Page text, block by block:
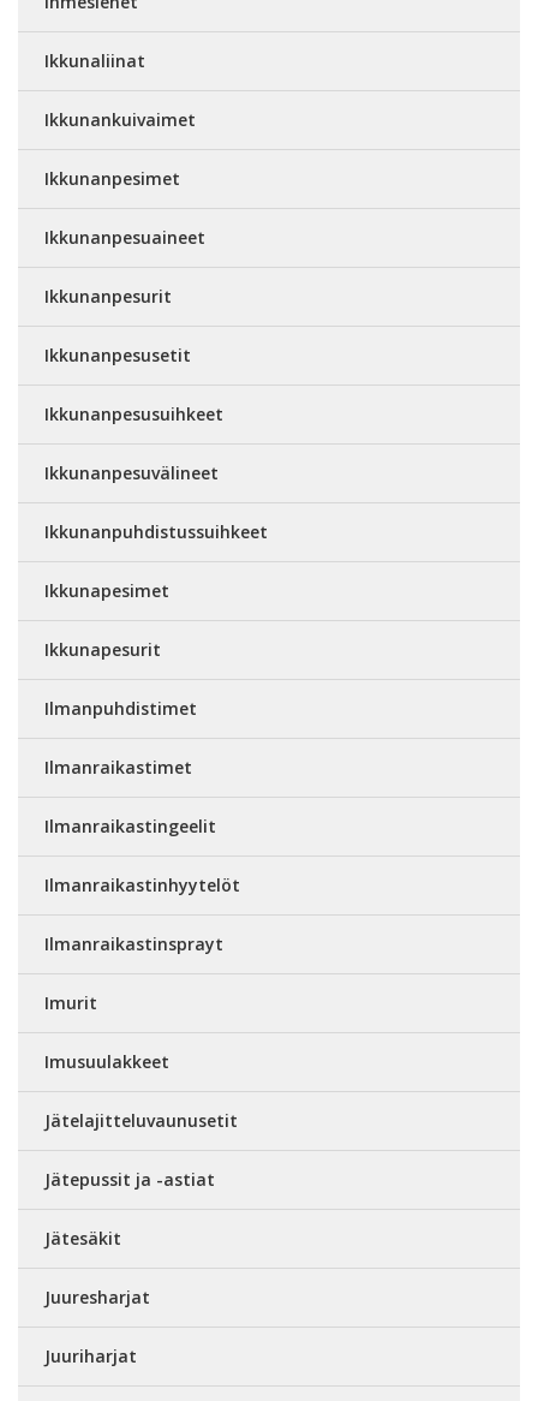
Ikkunaliinat
Ikkunankuivaimet
Ikkunanpesimet
Ikkunanpesuaineet
Ikkunanpesurit
Ikkunanpesusetit
Ikkunanpesusuihkeet
Ikkunanpesuvälineet
Ikkunanpuhdistussuihkeet
Ikkunapesimet
Ikkunapesurit
Ilmanpuhdistimet
Ilmanraikastimet
Ilmanraikastingeelit
Ilmanraikastinhyytelöt
Ilmanraikastinsprayt
Imurit
Imusuulakkeet
Jätelajitteluvaunusetit
Jätepussit ja -astiat
Jätesäkit
Juuresharjat
Juuriharjat